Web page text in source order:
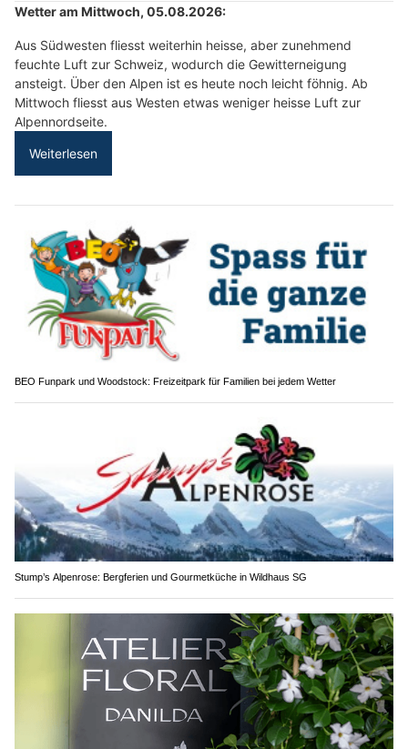
Wetter am Mittwoch, 05.08.2026:
Aus Südwesten fliesst weiterhin heisse, aber zunehmend
feuchte Luft zur Schweiz, wodurch die Gewitterneigung
ansteigt. Über den Alpen ist es heute noch leicht föhnig. Ab
Mittwoch fliesst aus Westen etwas weniger heisse Luft zur
Alpennordseite.
Weiterlesen
BEO Funpark und Woodstock: Freizeitpark für Familien bei jedem Wetter
Stump’s Alpenrose: Bergferien und Gourmetküche in Wildhaus SG